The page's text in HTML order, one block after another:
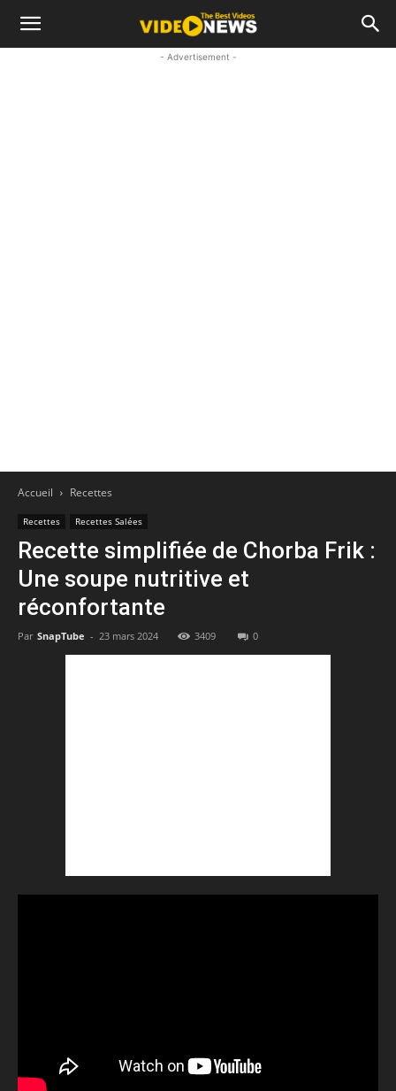
- Advertisement -
Accueil Recettes
Recettes Recettes Salées
Recette simplifiée de Chorba Frik :
Une soupe nutritive et
réconfortante
Par SnapTube - 23 mars 2024 3409 0